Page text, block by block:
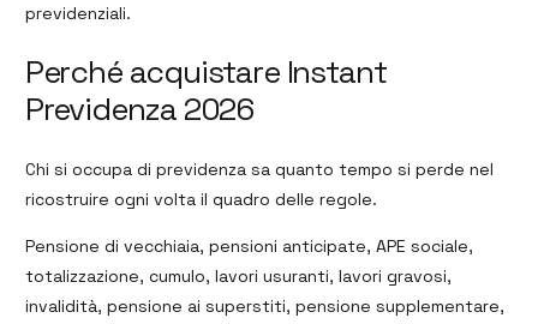
previdenziali.
Perché acquistare Instant
Previdenza 2026
Chi si occupa di previdenza sa quanto tempo si perde nel
ricostruire ogni volta il quadro delle regole.
Pensione di vecchiaia, pensioni anticipate, APE sociale,
totalizzazione, cumulo, lavori usuranti, lavori gravosi,
invalidità, pensione ai superstiti, pensione supplementare,